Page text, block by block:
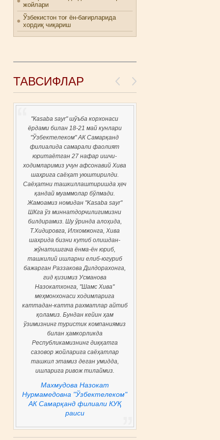
жойлари
Ўзбекистон тоғ ён-бағирларида
хордиқ чиқариш
ТАВСИФЛАР
"Каsaba sayr" шўъба корхонаси
ёрдами билан 18-21 май кунлари
"Ўзбектелеком" АК Самарқанд
филиалида самарали фаолият
юритаётган 27 нафар ишчи-
ходимларимиз учун афсонавий Хива
шаҳрига саёҳат уюштирилди.
Саёҳатни ташкиллаштиришда ҳеч
қандай муаммолар бўлмади.
Жамоамиз номидан "Kasaba sayr"
ШКга ўз миннатдорчилигимизни
билдирамиз. Шу ўринда алоҳида,
Т.Хидировга, Илхомжонга, Хива
шахрида бизни кутиб олишдан-
жўнатишгача ёнма-ён юриб,
ташкилий ишларни елиб-югуриб
бажарган Раззакова Дилдорахонга,
гид қизимиз Усманова
Назокатхонга, "Шамс Хива"
меҳмонхонаси ходимларига
каттадан-катта рахматлар айтиб
қоламиз. Бундан кейин ҳам
ўзимизнинг туристик компаниямиз
билан ҳамкорликда
Республикамизнинг диққатга
сазовор жойларига саёҳатлар
ташкил этамиз деган умидда,
ишларига ривож тилаймиз.
Махмудова Назокат
Нурмамедовна "Ўзбектелеком"
АК Самарқанд филиали КУҚ
раиси